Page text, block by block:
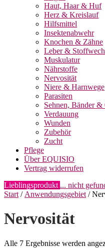
Haut, Haar & Huf
Herz & Kreislauf
Hilfsmittel
Insektenabwehr
Knochen & Zähne
Leber &
Muskulatur
Nährstoffe
Nervosität
Niere & Harnwege
Parasiten
Sehnen, Bänder &
Verdauung
Wunden
Zubehör
Zucht
Pflege
Über EQUISIO
Vertrag widerrufen
Lieblingsprodukt ... nicht
Start / Anwendungsgebiet /
Nervosität
Alle 7 Ergebnisse werden